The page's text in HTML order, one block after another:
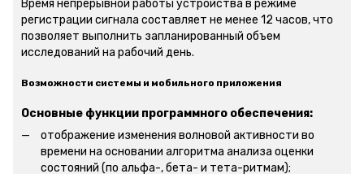
Время непрерывной работы устройства в режиме
регистрации сигнала составляет не менее 12 часов, что
позволяет выполнить запланированный объем
исследований на рабочий день.
Возможности системы и мобильного приложения
Основные функции программного обеспечения:
отображение изменения волновой активности во
времени на основании алгоритма анализа оценки
состояний (по альфа-, бета- и тета-ритмам);